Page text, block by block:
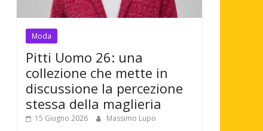
Moda
Pitti Uomo 26: una
collezione che mette in
discussione la percezione
stessa della maglieria
15 Giugno 2026 Massimo Lupo